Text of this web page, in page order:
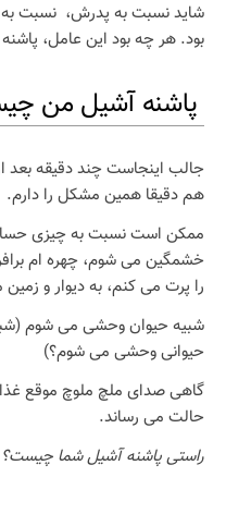
شاید نسبت به پدرش، نسبت
بود. هر چه بود این عامل،
پاشنه آشیل من
جالب اینجاست چند دقیقه بعد
هم دقیقا همین مشکل را دارم.
ممکن است نسبت به چیزی
خشمگین می شوم، چهره ام
را پرت می کنم، به دیوار و
شبیه حیوان وحشی می شوم
حیوانی وحشی می شوم؟)
گاهی صدای ملچ ملوچ موقع
حالت می رساند.
راستی پاشنه آشیل شما چیست؟